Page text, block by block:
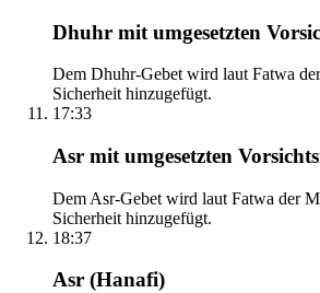
Dhuhr mit umgesetzten
Dem Dhuhr-Gebet wird laut Fatwa
Sicherheit hinzugefügt.
17:33
Asr mit umgesetzten
Dem Asr-Gebet wird laut Fatwa der
Sicherheit hinzugefügt.
18:37
Asr (Hanafi)